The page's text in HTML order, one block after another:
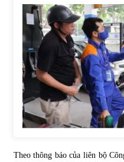
Top 10 tỷ phú
31/05/
Bất ổn từ các
31/05/
Theo thông báo của liên bộ